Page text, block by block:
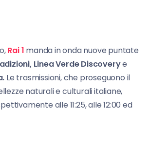
Rai 1 manda in onda nuove puntate
Linea Verde Discoverye
Le trasmissioni, che proseguono il
naturali e culturali italiane,
alle 11:25, alle 12:00 ed